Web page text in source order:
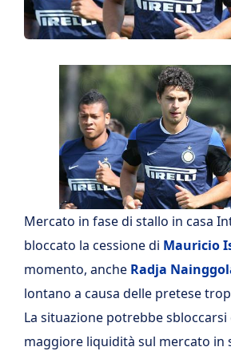
Mercato in fase di stallo in casa
bloccato la cessione di Mauricio
momento, anche Radja
lontano a causa delle pretese
La situazione potrebbe sbloccarsi
maggiore liquidità sul mercato in